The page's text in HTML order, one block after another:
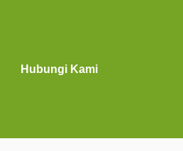
Hubungi Kami